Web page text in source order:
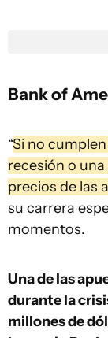
Bank of
“Si no
recesión o
precios de las
su carrera
momentos.
Una de las
durante la
millones de